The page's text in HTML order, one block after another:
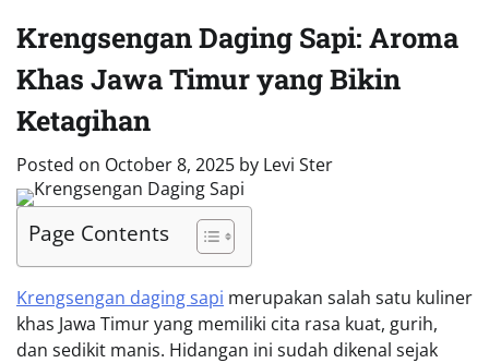
Krengsengan Daging Sapi: Aroma
Khas Jawa Timur yang Bikin
Ketagihan
Posted on October 8, 2025 by Levi Ster
Page Contents
Krengsengan daging sapi merupakan salah satu kuliner
khas Jawa Timur yang memiliki cita rasa kuat, gurih,
dan sedikit manis. Hidangan ini sudah dikenal sejak